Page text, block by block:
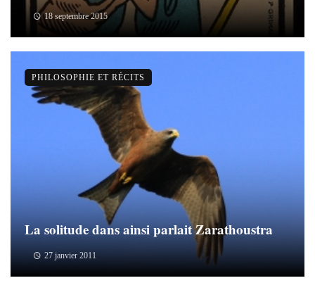
18 septembre 2015
La solitude dans ainsi parlait Zarathoustra
27 janvier 2011
PHILOSOPHIE ET RÉCITS